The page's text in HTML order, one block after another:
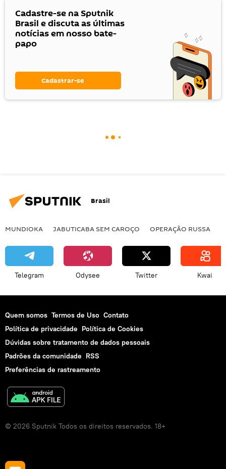
Cadastre-se na Sputnik
Brasil e discuta as últimas
notícias em nosso bate-
papo
Cadastrar-se
Brasil
MUNDIOKA JABUTICABA SEM CAROÇO OPERAÇÃO RUSSA
Telegram Odysee Twitter Kwai
Quem somos Termos de Uso Contato
Política de privacidade Política de Cookies
Dúvidas sobre tratamento de dados pessoais
Padrões da comunidade RSS
Preferências de rastreamento
© 2026 Sputnik Todos os direitos reservados. 18+